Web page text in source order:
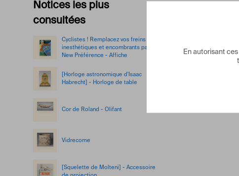
Notices les plus
consultées
Cyclistes ! Remplacez vos freins
inesthétiques et encombrants par le
New Préférence - Affiche
[Horloge astronomique d'Isaac
Habrecht] - Horloge de table
Cor de Roland - Olifant
Vidrecome
[Squelette de Molteni] - Accessoire
En autorisant